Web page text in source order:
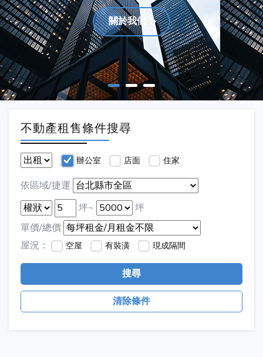
關於我們
不動產租售條件搜尋
辦公室 店面 住家
依區域/捷運
坪~
坪
單價/總價
屋況：
空屋 有裝潢 現成隔間
搜尋
清除條件